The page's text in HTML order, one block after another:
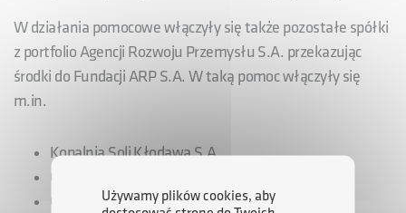
W działania pomocowe włączyły się także pozostałe spółki
z portfolio Agencji Rozwoju Przemysłu S.A. przekazując
środki do Fundacji ARP S.A. W taką pomoc włączyły się
m.in.
Kopalnia Soli Kłodawa S.A.,
Grupa CZH S.A.
Opakomet S.A.Używamy plików cookies, aby